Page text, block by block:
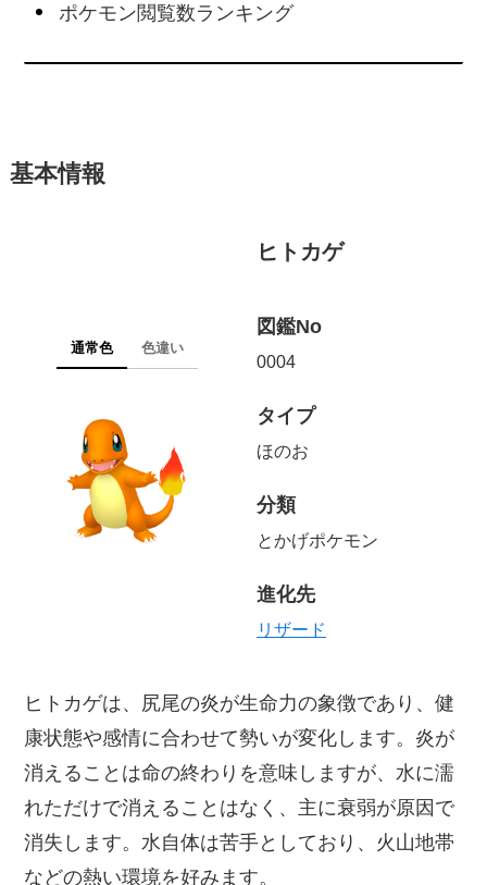
ポケモン閲覧数ランキング
基本情報
通常色 色違い
ヒトカゲ
図鑑No
0004
タイプ
ほのお
分類
とかげポケモン
進化先
リザード
ヒトカゲは、尻尾の炎が生命力の象徴であり、健
康状態や感情に合わせて勢いが変化します。炎が
消えることは命の終わりを意味しますが、水に濡
れただけで消えることはなく、主に衰弱が原因で
消失します。水自体は苦手としており、火山地帯
などの熱い環境を好みます。